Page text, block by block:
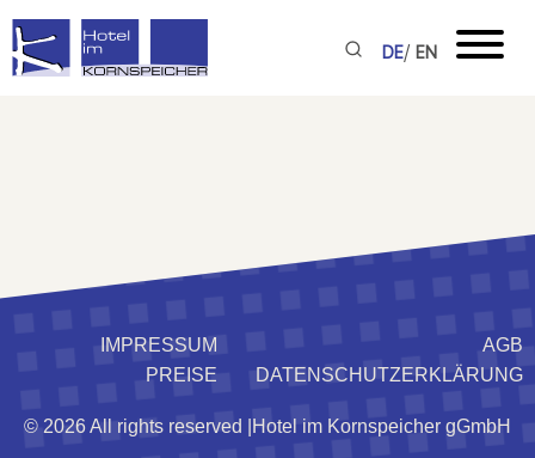
DE/ EN
IMPRESSUM
AGB
PREISE
DATENSCHUTZERKLÄRUNG
© 2026 All rights reserved | Hotel im Kornspeicher gGmbH